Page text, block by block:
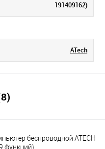
191409162)
ATech
беспроводной ATECH
функций)